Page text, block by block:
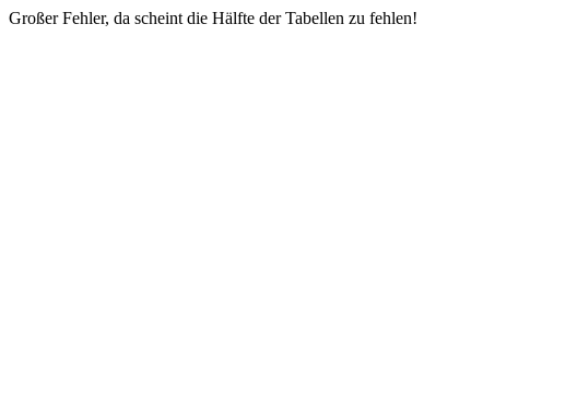
Großer Fehler, da scheint die Hälfte der Tabellen zu fehlen!